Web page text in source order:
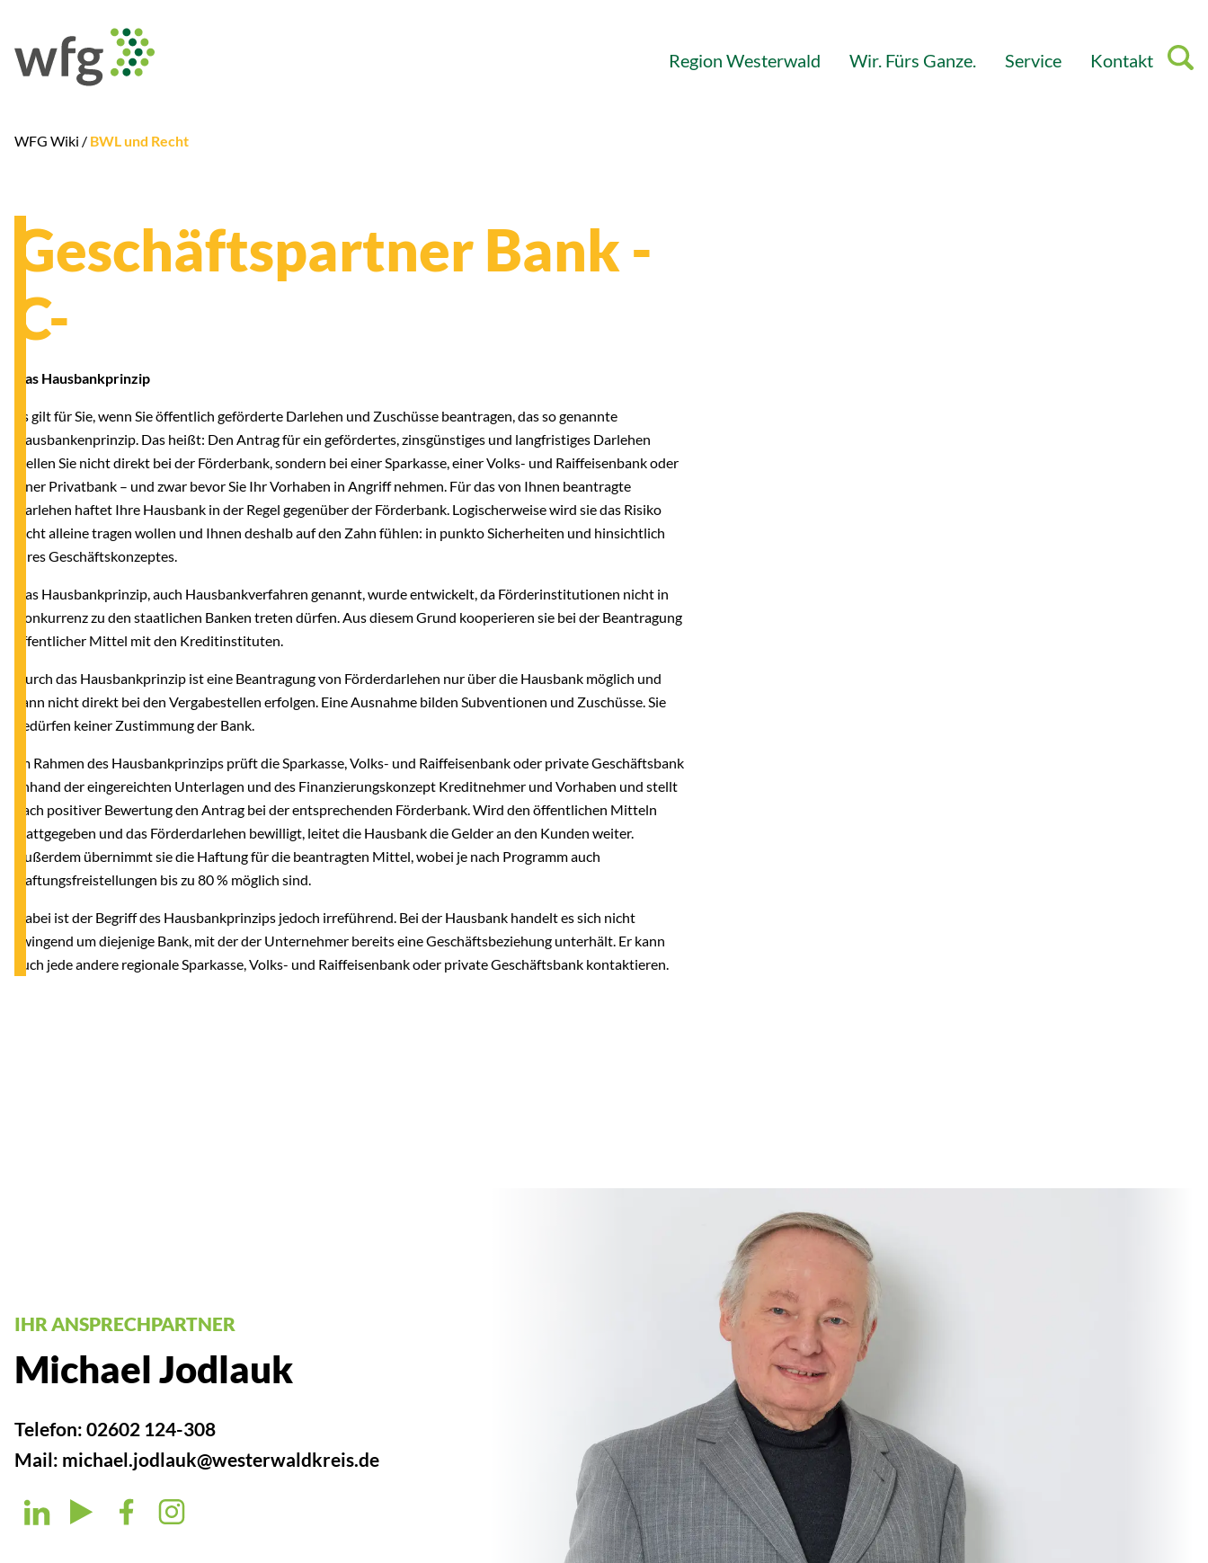
Region Westerwald Wir. Fürs Ganze. Service Kontakt
WFG Wiki / BWL und Recht
Geschäftspartner Bank -
C-
Das Hausbankprinzip
Es gilt für Sie, wenn Sie öffentlich geförderte Darlehen und Zuschüsse beantragen, das so genannte
Hausbankenprinzip. Das heißt: Den Antrag für ein gefördertes, zinsgünstiges und langfristiges Darlehen
stellen Sie nicht direkt bei der Förderbank, sondern bei einer Sparkasse, einer Volks- und Raiffeisenbank oder
einer Privatbank – und zwar bevor Sie Ihr Vorhaben in Angriff nehmen. Für das von Ihnen beantragte
Darlehen haftet Ihre Hausbank in der Regel gegenüber der Förderbank. Logischerweise wird sie das Risiko
nicht alleine tragen wollen und Ihnen deshalb auf den Zahn fühlen: in punkto Sicherheiten und hinsichtlich
Ihres Geschäftskonzeptes.
Das Hausbankprinzip, auch Hausbankverfahren genannt, wurde entwickelt, da Förderinstitutionen nicht in
Konkurrenz zu den staatlichen Banken treten dürfen. Aus diesem Grund kooperieren sie bei der Beantragung
öffentlicher Mittel mit den Kreditinstituten.
Durch das Hausbankprinzip ist eine Beantragung von Förderdarlehen nur über die Hausbank möglich und
kann nicht direkt bei den Vergabestellen erfolgen. Eine Ausnahme bilden Subventionen und Zuschüsse. Sie
bedürfen keiner Zustimmung der Bank.
Im Rahmen des Hausbankprinzips prüft die Sparkasse, Volks- und Raiffeisenbank oder private Geschäftsbank
anhand der eingereichten Unterlagen und des Finanzierungskonzept Kreditnehmer und Vorhaben und stellt
nach positiver Bewertung den Antrag bei der entsprechenden Förderbank. Wird den öffentlichen Mitteln
stattgegeben und das Förderdarlehen bewilligt, leitet die Hausbank die Gelder an den Kunden weiter.
Außerdem übernimmt sie die Haftung für die beantragten Mittel, wobei je nach Programm auch
Haftungsfreistellungen bis zu 80 % möglich sind.
Dabei ist der Begriff des Hausbankprinzips jedoch irreführend. Bei der Hausbank handelt es sich nicht
zwingend um diejenige Bank, mit der der Unternehmer bereits eine Geschäftsbeziehung unterhält. Er kann
auch jede andere regionale Sparkasse, Volks- und Raiffeisenbank oder private Geschäftsbank kontaktieren.
IHR ANSPRECHPARTNER
Michael Jodlauk
Telefon:02602 124-308
Mail: michael.jodlauk@westerwaldkreis.de